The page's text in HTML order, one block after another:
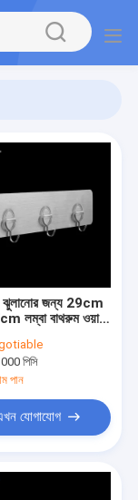
ঝুলানোর জন্য 29cm
লম্বা বাথরুম ওয়াল
পিসি
পান
যোগাযোগ